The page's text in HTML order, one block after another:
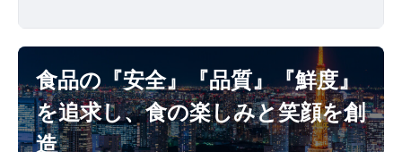
食品の『安全』『品質』『鮮度』
を追求し、食の楽しみと笑顔を創
造